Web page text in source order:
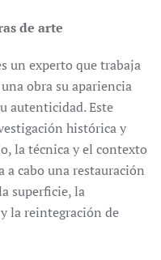
de arte
un experto que trabaja
obra su apariencia
autenticidad. Este
histórica y
la técnica y el contexto
a cabo una restauración
superficie, la
la reintegración de